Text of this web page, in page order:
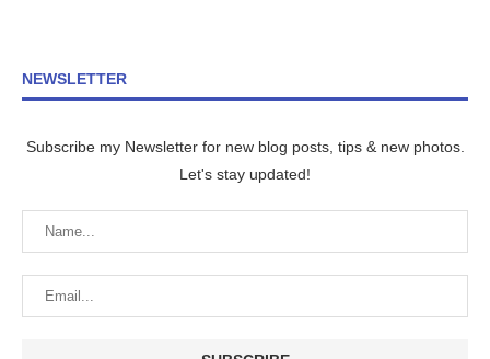
NEWSLETTER
Subscribe my Newsletter for new blog posts, tips & new photos.
Let's stay updated!